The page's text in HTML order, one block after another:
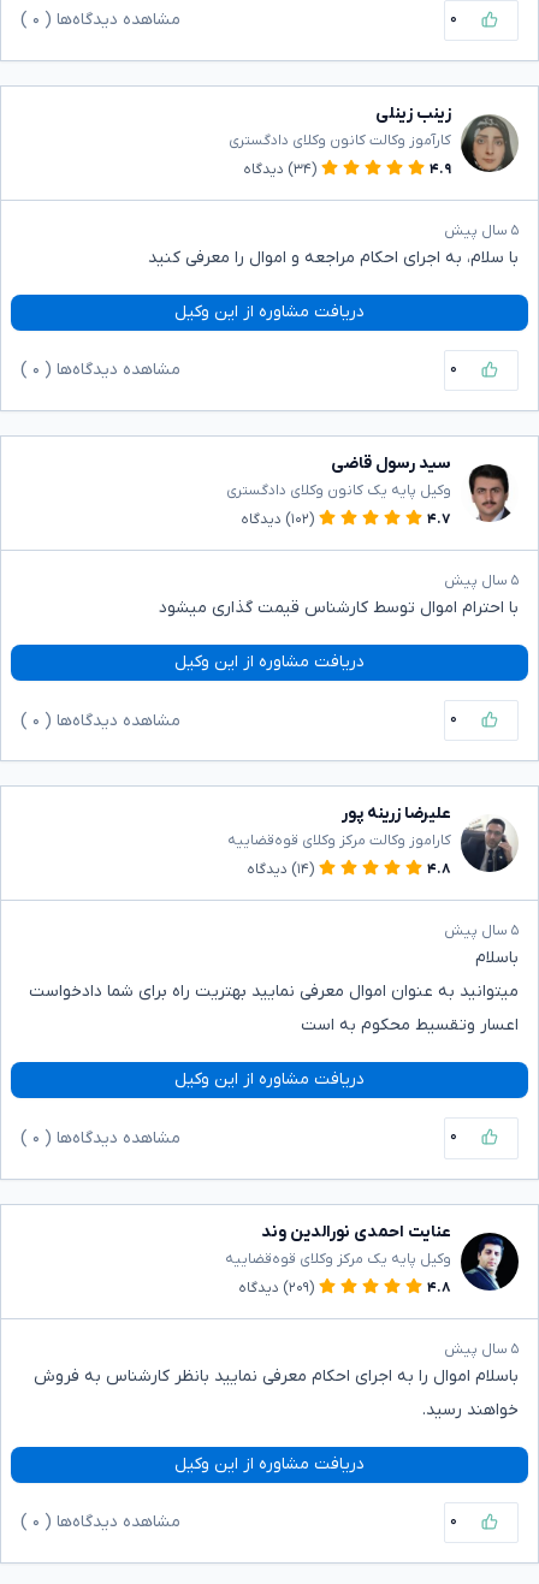
۰ مشاهده دیدگاه‌ها ( ۰
زینب زینلی
کارآموز وکالت کانون وکلای دادگستری
۴.۹
(۳۴) دیدگاه
۵ سال پیش
با سلام، به اجرای احکام مراجعه و اموال را معرفی کنید
دریافت مشاوره از این وکیل
۰ مشاهده دیدگاه‌ها ( ۰
سید رسول قاضی
وکیل پایه یک کانون وکلای دادگستری
۴.۷
(۱۰۲) دیدگاه
۵ سال پیش
با احترام اموال توسط کارشناس قیمت گذاری میشود
دریافت مشاوره از این وکیل
۰ مشاهده دیدگاه‌ها ( ۰
علیرضا زرینه پور
کاراموز وکالت مرکز وکلای قوه‌قضاییه
۴.۸
(۱۴) دیدگاه
۵ سال پیش
باسلام
میتوانید به عنوان اموال معرفی نمایید بهتریت راه برای شما دادخواست
اعسار وتقسیط محکوم به است
دریافت مشاوره از این وکیل
۰ مشاهده دیدگاه‌ها ( ۰
عنایت احمدی نورالدین وند
وکیل پایه یک مرکز وکلای قوه‌قضاییه
۴.۸
(۲۰۹) دیدگاه
۵ سال پیش
باسلام اموال را به اجرای احکام معرفی نمایید بانظر کارشناس به فروش
خواهند رسید.
دریافت مشاوره از این وکیل
۰ مشاهده دیدگاه‌ها ( ۰